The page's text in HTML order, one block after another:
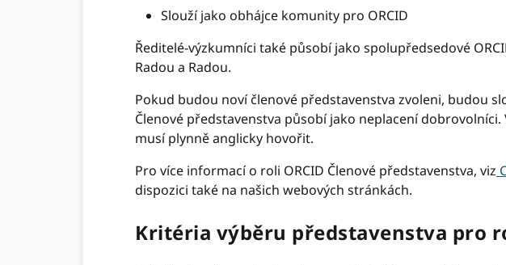
Slouží jako obhájce komunity pro ORCID
Ředitelé-výzkumníci také působí jako spolupředsedové
Radou a Radou.
Pokud budou noví členové představenstva zvoleni, budou
Členové představenstva působí jako neplacení
musí plynně anglicky hovořit.
Pro více informací o roli ORCID Členové představenstva, viz
dispozici také na našich webových stránkách.
Kritéria výběru představenstva pro